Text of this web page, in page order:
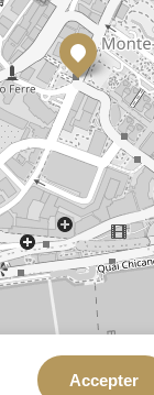
Accepter